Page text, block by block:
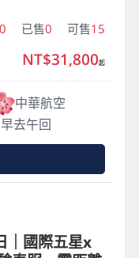
已售0 可售15
中華航空
早去午回
NT$31,800起
｜國際五星x